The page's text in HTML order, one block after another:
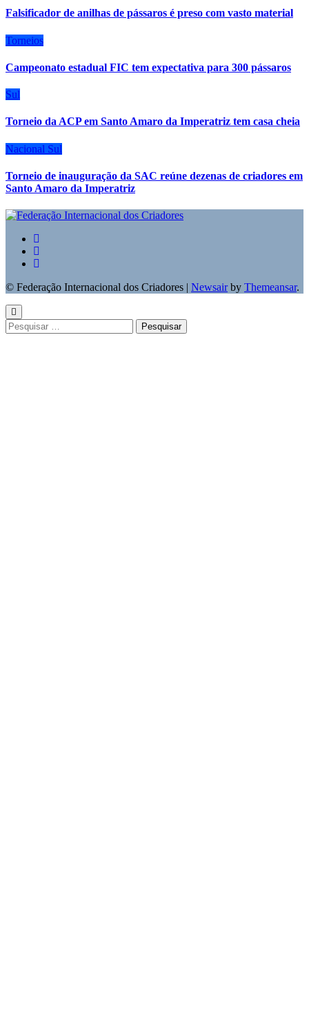
Falsificador de anilhas de pássaros é preso com vasto material
Torneios
Campeonato estadual FIC tem expectativa para 300 pássaros
Sul
Torneio da ACP em Santo Amaro da Imperatriz tem casa cheia
Nacional Sul
Torneio de inauguração da SAC reúne dezenas de criadores em
Santo Amaro da Imperatriz
© Federação Internacional dos Criadores | Newsairby Themeansar.
Pesquisar
por: